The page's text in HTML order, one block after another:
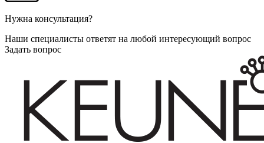
Нужна консультация?
Наши специалисты ответят на любой интересующий вопрос
Задать вопрос